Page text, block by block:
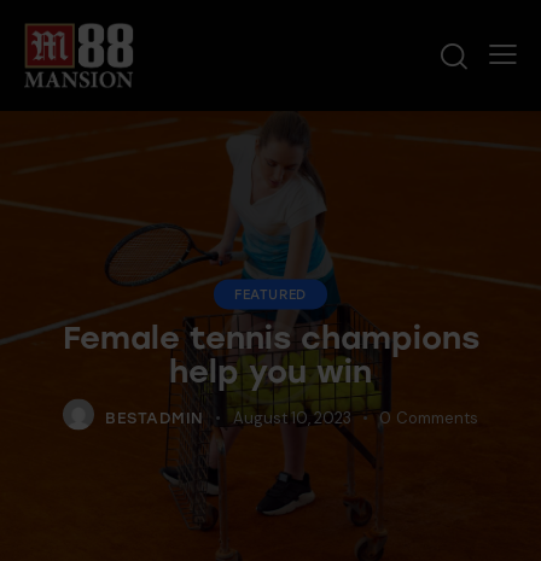
FEATURED
Female tennis champions
help you win
BESTADMIN August 10, 2023 0 Comments